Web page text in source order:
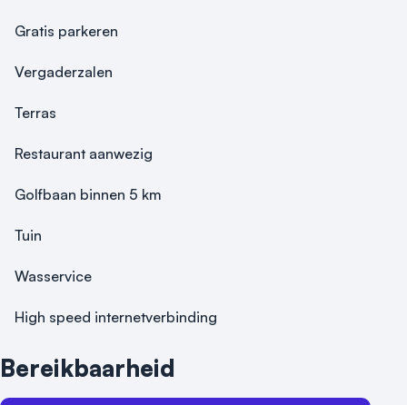
Gratis parkeren
Vergaderzalen
Terras
Restaurant aanwezig
Golfbaan binnen 5 km
Tuin
Wasservice
High speed internetverbinding
Bereikbaarheid